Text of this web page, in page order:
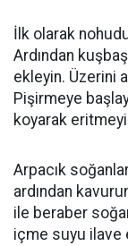
İlk olarak
Ardından
ekleyin. Üzerini
Pişirmeye
koyarak
Arpacık
ardından
ile beraber
içme suyu ilave